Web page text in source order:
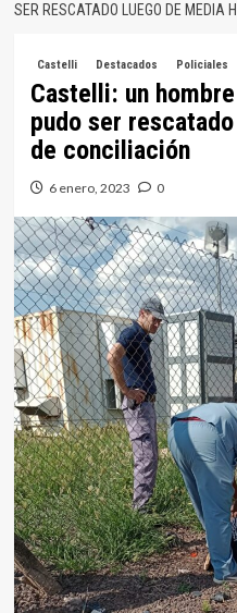
SER RESCATADO LUEGO DE MEDIA
Castelli Destacados Policiales
Castelli: un
pudo ser
de conciliación
6 enero, 2023 0